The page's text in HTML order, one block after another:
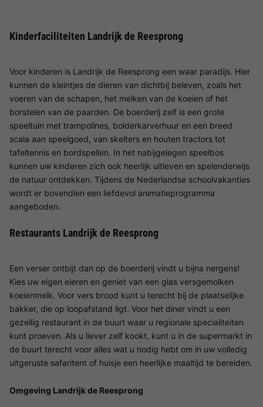
Kinderfaciliteiten Landrijk de Reesprong
Voor kinderen is Landrijk de Reesprong een waar paradijs. Hier
kunnen de kleintjes de dieren van dichtbij beleven, zoals het
voeren van de schapen, het melken van de koeien of het
borstelen van de paarden. De boerderij zelf is een grote
speeltuin met trampolines, bolderkarverhuur en een breed
scala aan speelgoed, van skelters en houten tractors tot
tafeltennis en bordspellen. In het nabijgelegen speelbos
kunnen uw kinderen zich ook heerlijk uitleven en spelenderwijs
de natuur ontdekken. Tijdens de Nederlandse schoolvakanties
wordt er bovendien een liefdevol animatieprogramma
aangeboden.
Restaurants Landrijk de Reesprong
Een verser ontbijt dan op de boerderij vindt u bijna nergens!
Kies uw eigen eieren en geniet van een glas versgemolken
koeienmelk. Voor vers brood kunt u terecht bij de plaatselijke
bakker, die op loopafstand ligt. Voor het diner vindt u een
gezellig restaurant in de buurt waar u regionale specialiteiten
kunt proeven. Als u liever zelf kookt, kunt u in de supermarkt in
de buurt terecht voor alles wat u nodig hebt om in uw volledig
uitgeruste safaritent of huisje een heerlijke maaltijd te bereiden.
Omgeving Landrijk de Reesprong